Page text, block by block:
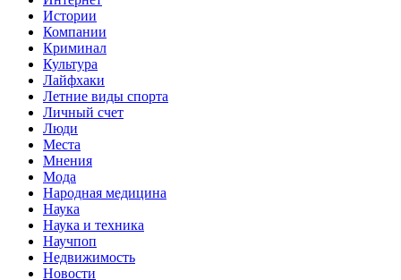
Истории
Компании
Криминал
Культура
Лайфхаки
Летние виды спорта
Личный счет
Люди
Места
Мнения
Мода
Народная медицина
Наука
Наука и техника
Научпоп
Недвижимость
Новости